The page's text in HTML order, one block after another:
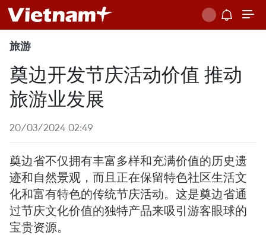
旅游
奠边开发节庆活动价值 推动
旅游业发展
20/03/2024 02:49
奠边省不仅拥有丰富多样和充满价值的历史遗
迹和自然景观，而且正在保留特色社区生活文
化和富有特色的传统节庆活动。这是奠边省通
过节庆文化价值的独特产品来吸引游客眼球的
宝贵资源。